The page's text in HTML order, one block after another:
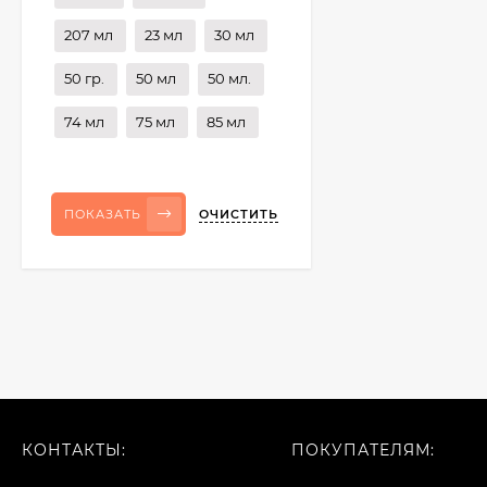
207 мл 23 мл 30 мл
50 гр. 50 мл 50 мл.
74 мл 75 мл 85 мл
ПОКАЗАТЬ ОЧИСТИТЬ
КОНТАКТЫ: ПОКУПАТЕЛЯМ: